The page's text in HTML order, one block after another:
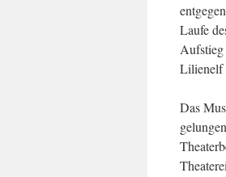
Laufe
Aufstieg
Lilienelf
Das